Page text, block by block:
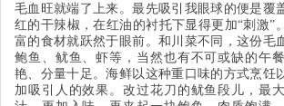
毛血旺就端了上来。最先吸引我眼球的便是覆
红的干辣椒，在红油的衬托下显得更加“刺激”
富的食材就跃然于眼前。和川菜不同，这份毛
鲍鱼、鱿鱼、虾等，当然也有不可或缺的午
艳、分量十足。海鲜以这种重口味的方式烹饪
加吸引人的效果。改过花刀的鱿鱼段儿，最